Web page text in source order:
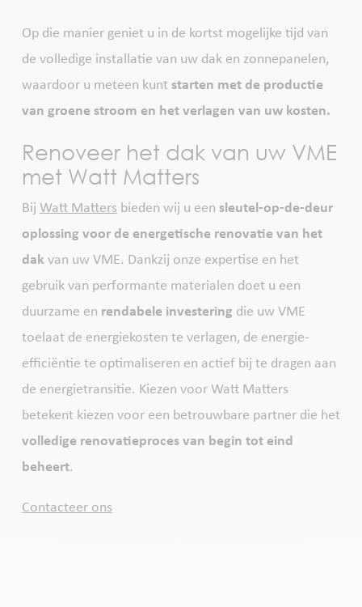
Op die manier geniet u in de kortst mogelijke tijd van
de volledige installatie van uw dak en zonnepanelen,
waardoor u meteen kunt starten met de productie
van groene stroom en het verlagen van uw kosten.
Renoveer het dak van uw VME
met Watt Matters
Bij Watt Matters bieden wij u een sleutel-op-de-deur
oplossing voor de energetische renovatie van het
dak van uw VME. Dankzij onze expertise en het
gebruik van performante materialen doet u een
duurzame en rendabele investering die uw VME
toelaat de energiekosten te verlagen, de energie-
efficiëntie te optimaliseren en actief bij te dragen aan
de energietransitie. Kiezen voor Watt Matters
betekent kiezen voor een betrouwbare partner die het
volledige renovatieproces van begin tot eind
beheert.
Contacteer ons